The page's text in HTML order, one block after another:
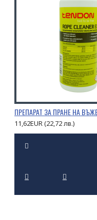
11,62EUR (22,72 лв.)